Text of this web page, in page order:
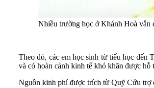
Nhiều trường học ở Khánh Hoà vẫn
Theo đó, các em học sinh từ tiểu học đến
và có hoàn cảnh kinh tế khó khăn được
Nguồn kinh phí được trích từ Quỹ Cứu trợ